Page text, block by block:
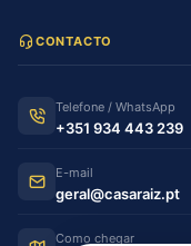
CONTACTO
Telefone / WhatsApp
+351 934 443 239
E-mail
geral@casaraiz.pt
Como chegar